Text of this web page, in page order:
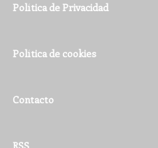
Política de Privacidad
Política de cookies
Contacto